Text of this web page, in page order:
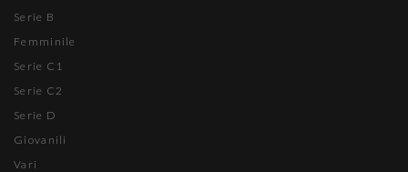
Serie B
Femminile
Serie C1
Serie C2
Serie D
Giovanili
Vari